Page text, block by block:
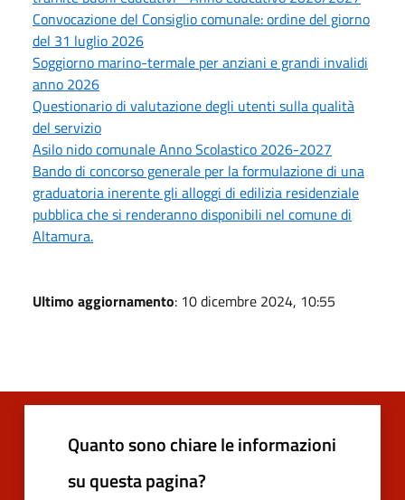
Convocazione del Consiglio comunale: ordine del giorno
del 31 luglio 2026
Soggiorno marino-termale per anziani e grandi invalidi
anno 2026
Questionario di valutazione degli utenti sulla qualità
del servizio
Asilo nido comunale Anno Scolastico 2026-2027
Bando di concorso generale per la formulazione di una
graduatoria inerente gli alloggi di edilizia residenziale
pubblica che si renderanno disponibili nel comune di
Altamura.
Ultimo aggiornamento: 10 dicembre 2024, 10:55
Quanto sono chiare le informazioni
su questa pagina?